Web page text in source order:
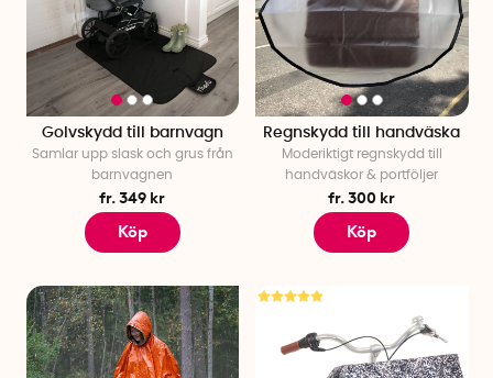
Golvskydd till barnvagn
Samlar upp slask och grus från
barnvagnen
fr. 349 kr
Köp
Regnskydd till handväska
Moderiktigt regnskydd till
handväskor & portföljer
fr. 300 kr
Köp